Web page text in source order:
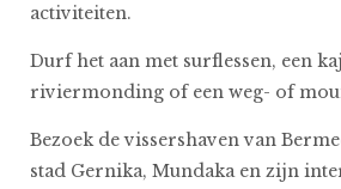
activiteiten.
Durf het aan met surflessen, een
riviermonding of een weg- of
Bezoek de vissershaven van
stad Gernika, Mundaka en zijn